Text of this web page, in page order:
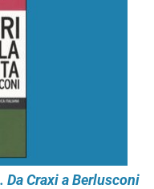
Craxi a Berlusconi